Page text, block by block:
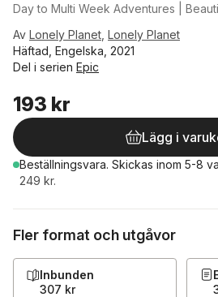
Day to Multi Week Adventures |
Av Lonely Planet Lonely Planet
Häftad, Engelska, 2021
Del i serien Epic
193 kr
Lägg i
Beställningsvara. Skickas inom 5-8
249 kr.
Fler format och utgåvor
Inbunden
307 kr